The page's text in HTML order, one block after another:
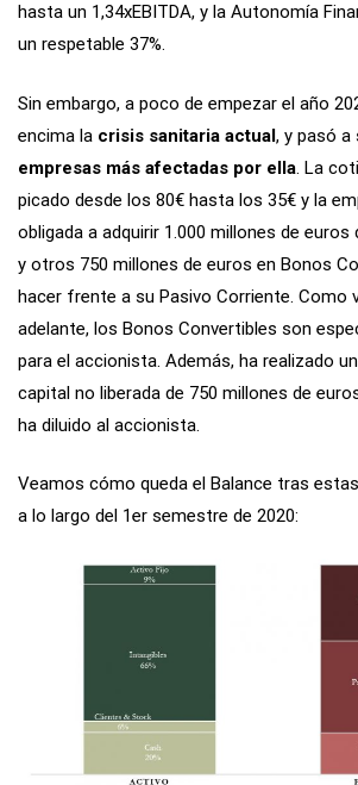
hasta un 1,34xEBITDA, y la Autonomía
un respetable 37%.
Sin embargo, a poco de empezar el año
encima la crisis sanitaria actual, y pasó a
empresas más afectadas por ella . La
picado desde los 80€ hasta los 35€ y la
obligada a adquirir 1.000 millones de euros
y otros 750 millones de euros en Bonos
hacer frente a su Pasivo Corriente. Como
adelante, los Bonos Convertibles son
para el accionista. Además, ha realizado
capital no liberada de 750 millones de
ha diluido al accionista.
Veamos cómo queda el Balance tras
a lo largo del 1er semestre de 2020: